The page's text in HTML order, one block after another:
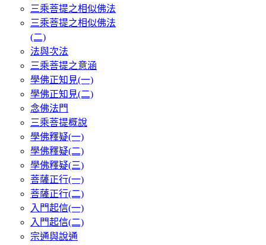
三乘菩提之相似佛法
三乘菩提之相似佛法
(二)
法與次法
三乘菩提之意涵
學佛正知見(一)
學佛正知見(二)
念佛法門
三乘菩提概說
學佛釋疑(一)
學佛釋疑(二)
學佛釋疑(三)
菩薩正行(一)
菩薩正行(二)
入門起信(一)
入門起信(二)
宗通與說通